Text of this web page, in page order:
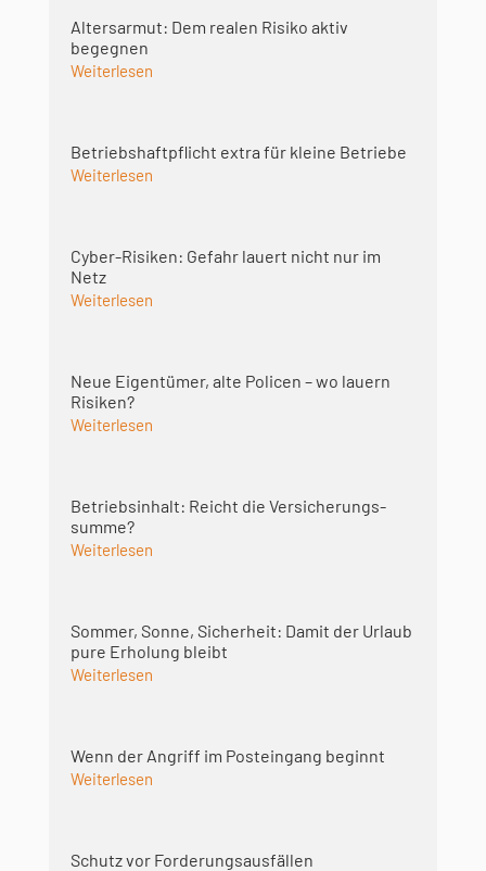
Altersarmut: Dem realen Risiko aktiv
begegnen
Weiterlesen
Betriebshaft­pflicht extra für kleine Betriebe
Weiterlesen
Cyber-Risiken: Gefahr lauert nicht nur im
Netz
Weiterlesen
Neue Eigentümer, alte Policen – wo lauern
Risiken?
Weiterlesen
Betriebsinhalt: Reicht die Versicherungs­
summe?
Weiterlesen
Sommer, Sonne, Sicherheit: Damit der Urlaub
pure Erholung bleibt
Weiterlesen
Wenn der Angriff im Posteingang beginnt
Weiterlesen
Schutz vor Forderungsausfällen